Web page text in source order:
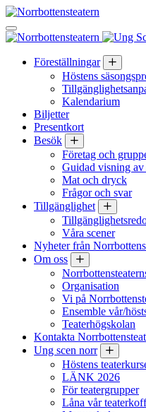
Hoppa till innehållet
Föreställningar
Höstens
Kalendarium
Biljetter
Presentkort
Besök
Företag och
Guidad visning av
Mat och dryck
Frågor och svar
Tillgänglighet
Våra scener
Nyheter från
Om oss
Organisation
Vi på
Ensemble vår/
Teaterhögskolan
Kontakta
Ung scen norr
Höstens
LÄNK 2026
För teatergrupper
Låna vår